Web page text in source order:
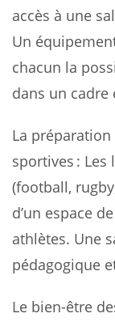
accès à une
Un
chacun la
dans un cadre
La
sportives : Les
(football,
d’un espace
athlètes. Une
pédagogique
Le bien-être